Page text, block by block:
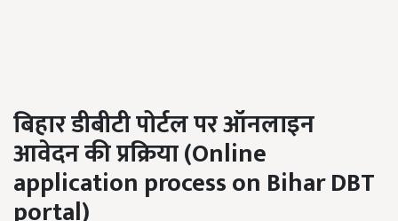
बिहार डीबीटी पोर्टल पर ऑनलाइन
आवेदन की प्रक्रिया (Online
application process on Bihar DBT
portal)